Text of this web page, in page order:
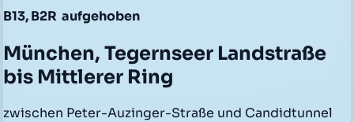
B13, B2R aufgehoben
München, Tegernseer Landstraße
bis Mittlerer Ring
zwischen Peter-Auzinger-Straße und Candidtunnel